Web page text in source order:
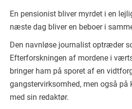
En pensionist bliver myrdet i en
næste dag bliver en beboer i
Den navnløse journalist optræder
Efterforskningen af mordene i
bringer ham på sporet af en
gangstervirksomhed, men også på
med sin redaktør.